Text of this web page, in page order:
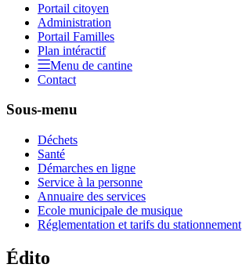
Portail citoyen
Administration
Portail Familles
Plan intéractif
Menu de cantine
Contact
Sous-menu
Déchets
Santé
Démarches en ligne
Service à la personne
Annuaire des services
Ecole municipale de musique
Réglementation et tarifs du stationnement
Édito